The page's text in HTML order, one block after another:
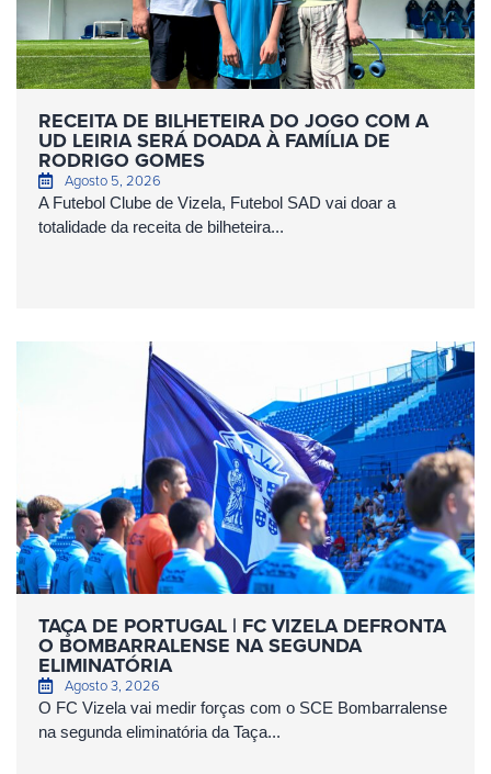
RECEITA DE BILHETEIRA DO JOGO COM A
UD LEIRIA SERÁ DOADA À FAMÍLIA DE
RODRIGO GOMES
Agosto 5, 2026
A Futebol Clube de Vizela, Futebol SAD vai doar a
totalidade da receita de bilheteira...
TAÇA DE PORTUGAL | FC VIZELA DEFRONTA
O BOMBARRALENSE NA SEGUNDA
ELIMINATÓRIA
Agosto 3, 2026
O FC Vizela vai medir forças com o SCE Bombarralense
na segunda eliminatória da Taça...